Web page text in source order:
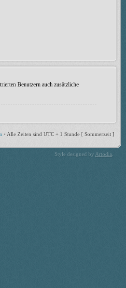
Benutzern auch zusätzliche
• Alle Zeiten sind UTC + 1 Stunde [ Sommerzeit ]
Style designed by Artodia